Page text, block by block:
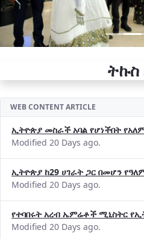
ትኩስ
WEB CONTENT ARTICLE
ኢትዮጵያ መስራች አባል የሆነችበት
Modified 20 Days ago.
ኢትዮጵያ ከ29 ሀገራት ጋር በመሆን
Modified 20 Days ago.
የተባበሩት አረብ ኤምሬቶች ሚኒስትር
Modified 20 Days ago.